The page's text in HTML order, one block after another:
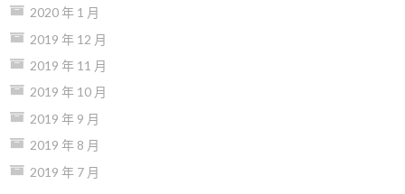
2020 年 1 月
2019 年 12 月
2019 年 11 月
2019 年 10 月
2019 年 9 月
2019 年 8 月
2019 年 7 月